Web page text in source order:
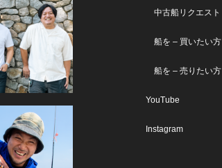
中古船リクエスト
船を – 買いたい方
船を – 売りたい方
YouTube
Instagram